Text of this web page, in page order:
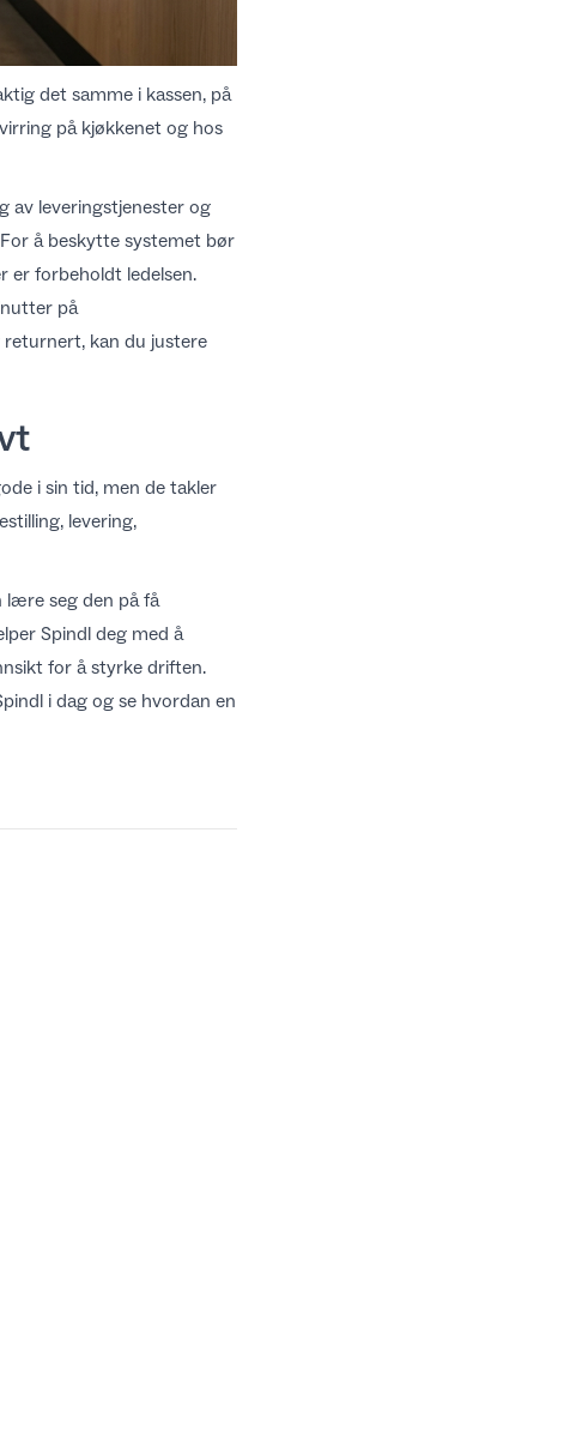
det samme i kassen, på
på kjøkkenet og hos
av leveringstjenester og
å beskytte systemet bør
er forbeholdt ledelsen.
på
returnert, kan du justere
i sin tid, men de takler
levering,
seg den på få
Spindl deg med å
for å styrke driften.
i dag og se hvordan en